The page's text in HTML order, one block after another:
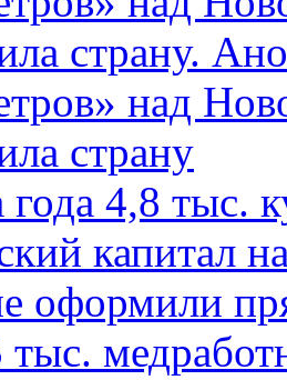
страну.
над
страну
года 4,8 тыс.
капитал
оформили
тыс.